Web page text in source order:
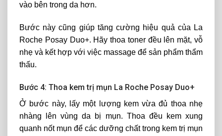
vào bên trong da hơn.
Bước này cũng giúp tăng cường hiệu quả của La
Roche Posay Duo+. Hãy thoa toner đều lên mặt, vỗ
nhẹ và kết hợp với việc massage để sản phẩm thẩm
thấu.
Bước 4: Thoa kem trị mụn La Roche Posay Duo+
Ở bước này, lấy một lượng kem vừa đủ thoa nhẹ
nhàng lên vùng da bị mụn. Thoa đều kem xung
quanh nốt mụn để các dưỡng chất trong kem trị mụn